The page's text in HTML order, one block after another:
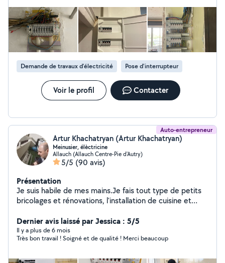
Demande de travaux d’électricité Pose d'interrupteur
Voir le profil Contacter
Auto-entrepreneur
Artur Khachatryan (Artur Khachatryan)
Meinusier, élèctricine
Allauch (Allauch Centre-Pie d'Autry)
5/5 (90 avis)
Présentation
Je suis habile de mes mains.Je fais tout type de petits
bricolages et rénovations, l'installation de cuisine et
d'etagére, et de la parquet, je suis un meinusier et
l'électricien.. . Je suis un artisan, et je propose mes
services à qui en a besoin.
Dernier avis laissé par Jessica : 5/5
Il y a plus de 6 mois
Très bon travail ! Soigné et de qualité ! Merci beaucoup